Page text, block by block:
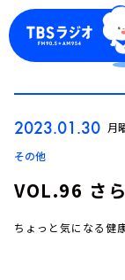
2023.01.30 月
その他
VOL.96 さ
ちょっと気になる健